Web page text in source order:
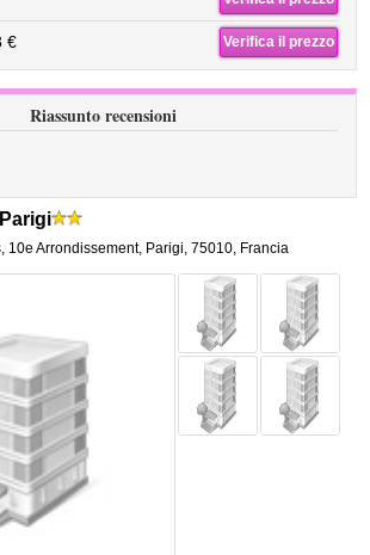
€ Verifica il prezzo
Riassunto recensioni
, 10e Arrondissement, Parigi,75010, Francia